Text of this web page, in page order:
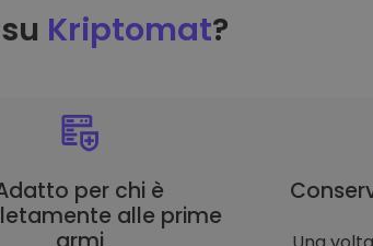
Kriptomat?
per chi è
alle prime